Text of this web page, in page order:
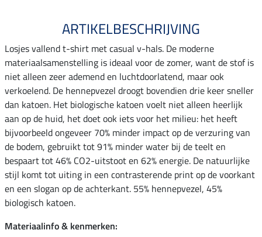
ARTIKELBESCHRIJVING
Losjes vallend t-shirt met casual v-hals. De moderne
materiaalsamenstelling is ideaal voor de zomer, want de stof is
niet alleen zeer ademend en luchtdoorlatend, maar ook
verkoelend. De hennepvezel droogt bovendien drie keer sneller
dan katoen. Het biologische katoen voelt niet alleen heerlijk
aan op de huid, het doet ook iets voor het milieu: het heeft
bijvoorbeeld ongeveer 70% minder impact op de verzuring van
de bodem, gebruikt tot 91% minder water bij de teelt en
bespaart tot 46% CO2-uitstoot en 62% energie. De natuurlijke
stijl komt tot uiting in een contrasterende print op de voorkant
en een slogan op de achterkant. 55% hennepvezel, 45%
biologisch katoen.
Materiaalinfo & kenmerken: